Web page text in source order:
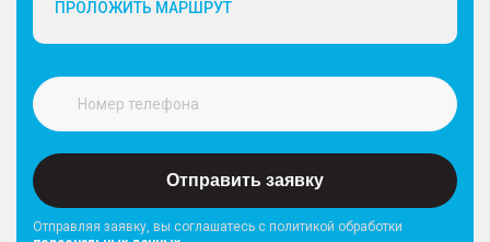
ПРОЛОЖИТЬ МАРШРУТ
Отправить заявку
Отправляя заявку, вы соглашатесь с политикой обработки